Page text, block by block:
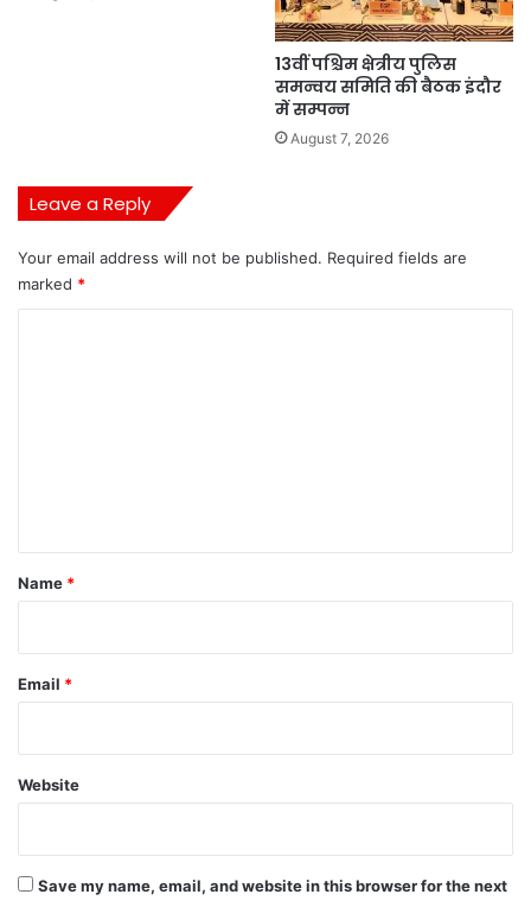
13वीं पश्चिम क्षेत्रीय पुलिस
समन्वय समिति की बैठक इंदौर
में सम्पन्न
August 7, 2026
Leave a Reply
Your email address will not be published. Required fields are
marked *
*
Name *
Email *
Website
Save my name, email, and website in this browser for the next